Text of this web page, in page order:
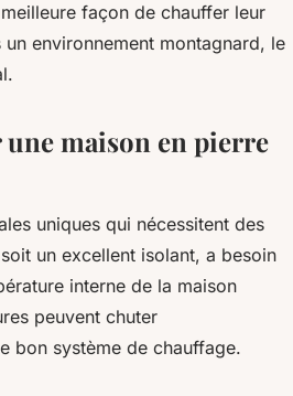
façon de chauffer leur
un environnement montagnard, le
une maison en pierre
uniques qui nécessitent des
un excellent isolant, a besoin
interne de la maison
peuvent chuter
bon système de chauffage.